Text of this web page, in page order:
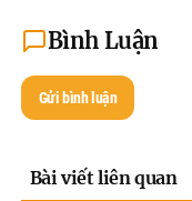
Bình Luận
Gửi bình luận
Bài viết liên quan